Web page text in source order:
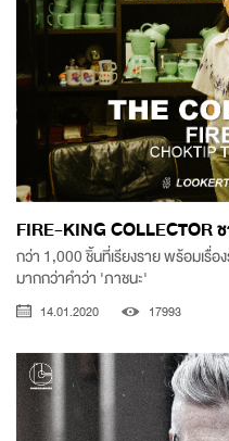
FIRE-KING COLLECTOR
กว่า 1,000 ชิ้นที่เรียงราย พร้อมเรื่อ
มากกว่าคำว่า 'ภาชนะ'
14.01.2020 17993